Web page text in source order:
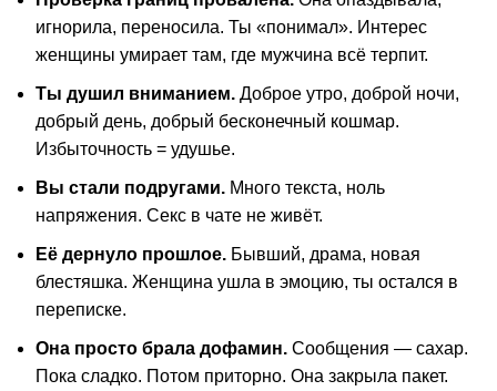
игнорила, переносила. Ты «понимал». Интерес
женщины умирает там, где мужчина всё терпит.
Ты душил вниманием. Доброе утро, доброй ночи,
добрый день, добрый бесконечный кошмар.
Избыточность = удушье.
Вы стали подругами. Много текста, ноль
напряжения. Секс в чате не живёт.
Её дернуло прошлое. Бывший, драма, новая
блестяшка. Женщина ушла в эмоцию, ты остался в
переписке.
Она просто брала дофамин. Сообщения — сахар.
Пока сладко. Потом приторно. Она закрыла пакет.